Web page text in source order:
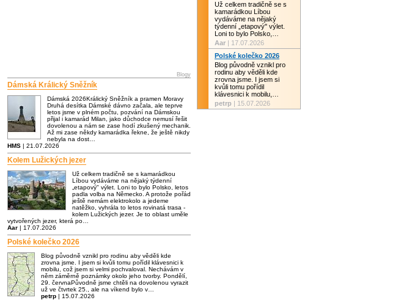
Blogy
Dámská Králický Sněžník
Dámská 2026Králický Sněžník a pramen Moravy
Druhá desítka Dámské dávno začala, ale teprve
letos jsme v plném počtu, pozvání na Dámskou
přijal i kamarád Milan, jako důchodce nemusí řešit
dovolenou a nám se zase hodí zkušený mechanik.
Až mi zase někdy kamarádka řekne, že ještě nikdy
nebyla na dost…
HMS | 21.07.2026
Kolem Lužických jezer
Už celkem tradičně se s kamarádkou
Líbou vydáváme na nějaký týdenní
„etapový" výlet. Loni to bylo Polsko, letos
padla volba na Německo. A protože pořád
ještě nemám elektrokolo a jedeme
natěžko, vyhrála to letos rovinatá trasa -
kolem Lužických jezer. Je to oblast uměle
vytvořených jezer, která po…
Aar | 17.07.2026
Polské kolečko 2026
Blog původně vznikl pro rodinu aby věděli kde
zrovna jsme. I jsem si kvůli tomu pořídil klávesnici k
mobilu, což jsem si velmi pochvaloval. Nechávám v
něm záměrně poznámky okolo jeho tvorby. Pondělí,
29. červnaPůvodně jsme chtěli na dovolenou vyrazit
už ve čtvrtek 25., ale na víkend bylo v…
petrp | 15.07.2026
Už celkem tradičně se s
kamarádkou Líbou
vydáváme na nějaký
týdenní „etapový" výlet.
Loni to bylo Polsko,…
Aar | 17.07.2026
Polské kolečko 2026
Blog původně vznikl pro
rodinu aby věděli kde
zrovna jsme. I jsem si
kvůli tomu pořídil
klávesnici k mobilu,…
petrp | 15.07.2026